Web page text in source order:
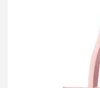
プラダ リン